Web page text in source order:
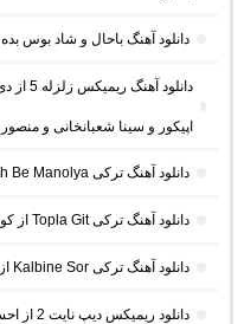
دانلود آهنگ باحال و شاد بوس
اپیکور و سینا شعبانخانی و منصور
دانلود آهنگ ترکی Ah Be Manolya از بوراک بولوت
دانلود آهنگ ترکی Topla Git از کورتولوش کوش
دانلود آهنگ ترکی Kalbine Sor از Bahadır Macit و Tunahan Sakar
دانلود ریمیکس دیپ نایت 2 از احسان رمزی (ریمیکس طولانی غمگین)